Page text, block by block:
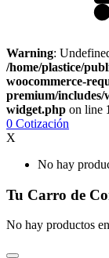
Warning:
/home/plastice/
woocommerce-
premium/includes/
widget.php on line
0 Cotización
X
No hay
Tu Carro de
No hay productos